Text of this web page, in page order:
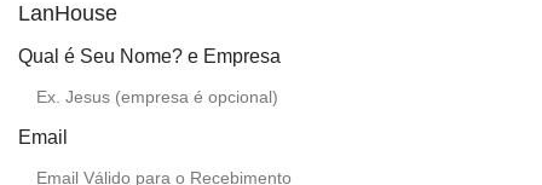
LanHouse
Qual é Seu Nome? e Empresa
Email